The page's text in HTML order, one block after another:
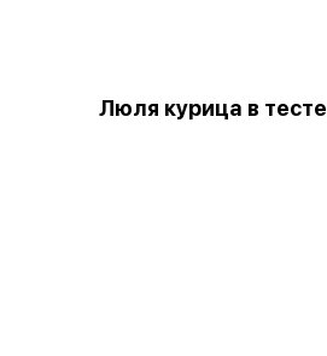
Люля курица в тесте